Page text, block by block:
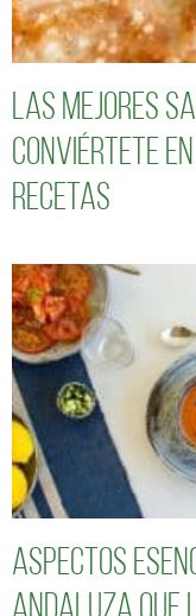
Las mejores
Conviértete
recetas
Aspectos